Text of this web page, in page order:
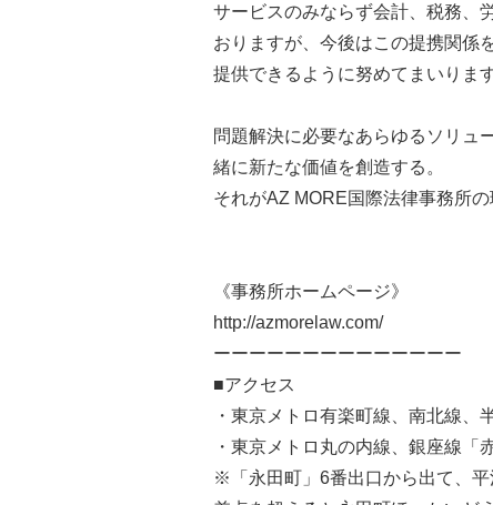
サービスのみならず会計、税務、
おりますが、今後はこの提携関係
提供できるように努めてまいります
問題解決に必要なあらゆるソリュ
緒に新たな価値を創造する。
それがAZ MORE国際法律事務所の
《事務所ホームページ》
http://azmorelaw.com/
ーーーーーーーーーーーーーー
■アクセス
・東京メトロ有楽町線、南北線、
・東京メトロ丸の内線、銀座線「
※「永田町」6番出口から出て、